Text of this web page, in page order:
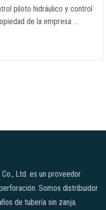
piloto hidráulico y control
de la empresa …
Ltd. es un proveedor
Somos distribuidor
de tubería sin zanja.